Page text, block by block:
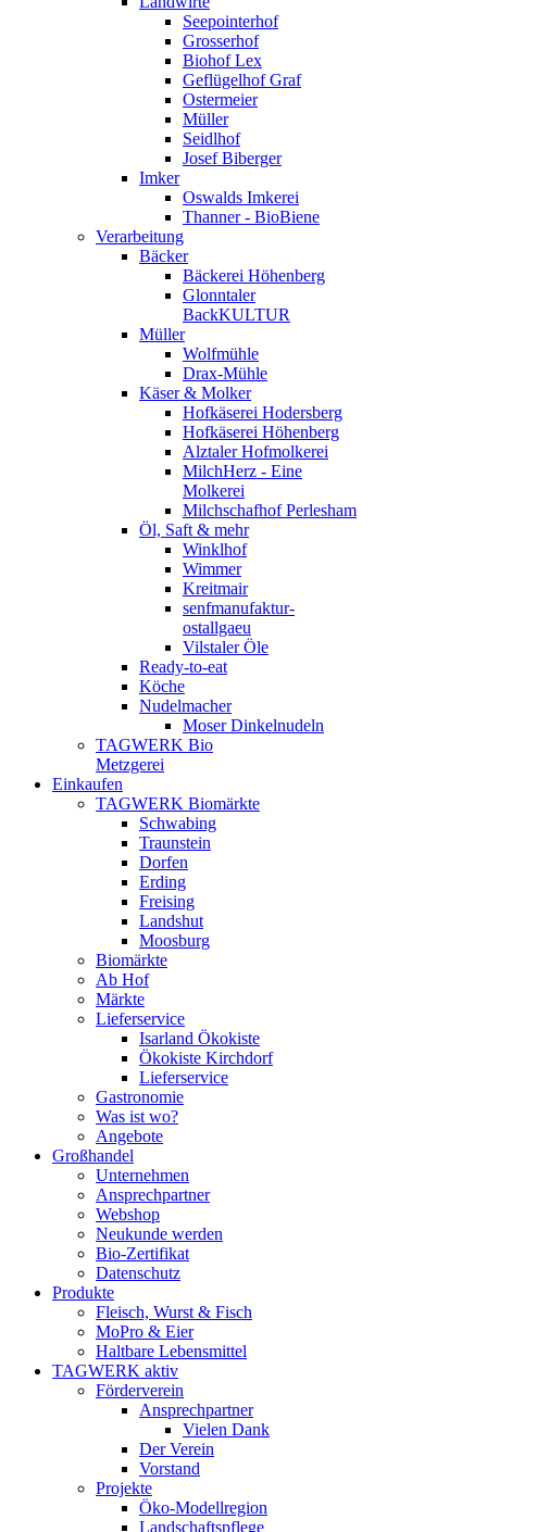
Seepointerhof
Grosserhof
Biohof Lex
Geflügelhof Graf
Ostermeier
Müller
Seidlhof
Josef Biberger
Imker
Oswalds Imkerei
Thanner - BioBiene
Verarbeitung
Bäcker
Bäckerei Höhenberg
Glonntaler
BackKULTUR
Müller
Wolfmühle
Drax-Mühle
Käser & Molker
Hofkäserei Hodersberg
Hofkäserei Höhenberg
Alztaler Hofmolkerei
MilchHerz - Eine
Molkerei
Milchschafhof Perlesham
Öl, Saft & mehr
Winklhof
Wimmer
Kreitmair
senfmanufaktur-
ostallgaeu
Vilstaler Öle
Ready-to-eat
Köche
Nudelmacher
Moser Dinkelnudeln
TAGWERK Bio
Metzgerei
Einkaufen
TAGWERK Biomärkte
Schwabing
Traunstein
Dorfen
Erding
Freising
Landshut
Moosburg
Biomärkte
Ab Hof
Märkte
Lieferservice
Isarland Ökokiste
Ökokiste Kirchdorf
Lieferservice
Gastronomie
Was ist wo?
Angebote
Großhandel
Unternehmen
Ansprechpartner
Webshop
Neukunde werden
Bio-Zertifikat
Datenschutz
Produkte
Fleisch, Wurst & Fisch
MoPro & Eier
Haltbare Lebensmittel
TAGWERK aktiv
Förderverein
Ansprechpartner
Vielen Dank
Der Verein
Vorstand
Projekte
Öko-Modellregion
Landschaftspflege